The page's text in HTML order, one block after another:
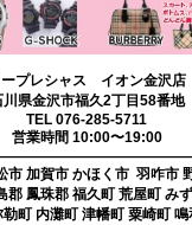
ープレシャス イオン金沢店
川県金沢市福久2丁目58番地
TEL 076-285-5711
営業時間 10:00〜19:00
市 加賀市 かほく市 羽咋市
郡 鳳珠郡 福久町 荒屋町 み
町 内灘町 津幡町 粟崎町